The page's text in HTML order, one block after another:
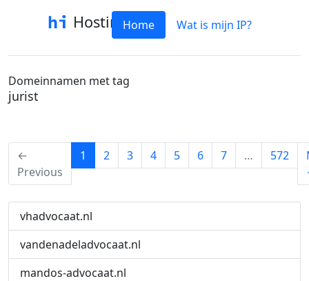
HostinfoHome Wat is mijn IP?
Domeinnamen met tag
jurist
←
Previous
1 (current)
2 3 4 5 6 7 … 572
vhadvocaat.nl
vandenadeladvocaat.nl
mandos-advocaat.nl